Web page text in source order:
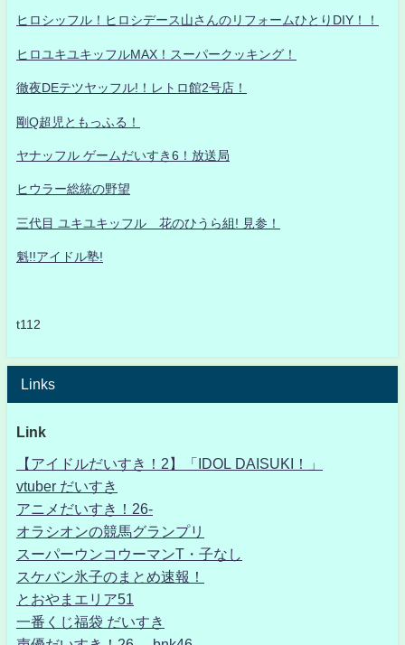
ヒロシッフル！ヒロシデース山さんのリフォームひとりDIY！！
ヒロユキユキッフルMAX！スーパークッキング！
徹夜DEテツヤッフル!！レトロ館2号店！
剛Q超児ともっふる！
ヤナッフル ゲームだいすき6！放送局
ヒウラー総統の野望
三代目 ユキユキッフル 花のひうら組! 見参！
魁!!アイドル塾!
t112
Links
Link
【アイドルだいすき！2】「IDOL DAISUKI！」
vtuber だいすき
アニメだいすき！26-
オラシオンの競馬グランプリ
スーパーウンコウーマンT・子なし
スケバン氷子のまとめ速報！
とおやまエリア51
一番くじ福袋 だいすき